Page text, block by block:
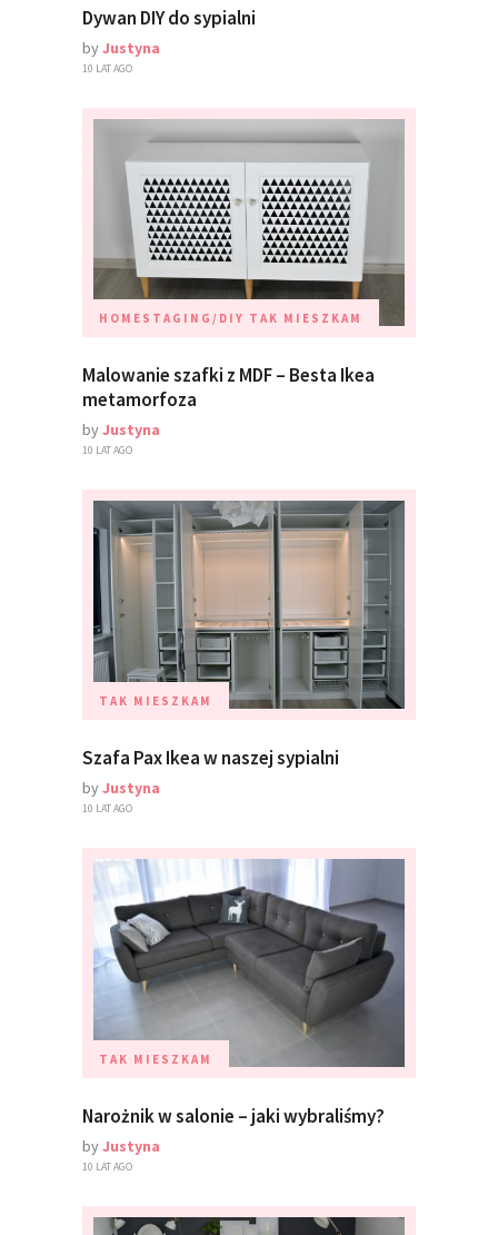
Dywan DIY do sypialni
byJustyna
10 LAT AGO
HOMESTAGING/DIY TAK MIESZKAM
Malowanie szafki z MDF – Besta Ikea
metamorfoza
byJustyna
10 LAT AGO
TAK MIESZKAM
Szafa Pax Ikea w naszej sypialni
byJustyna
10 LAT AGO
TAK MIESZKAM
Narożnik w salonie – jaki wybraliśmy?
byJustyna
10 LAT AGO